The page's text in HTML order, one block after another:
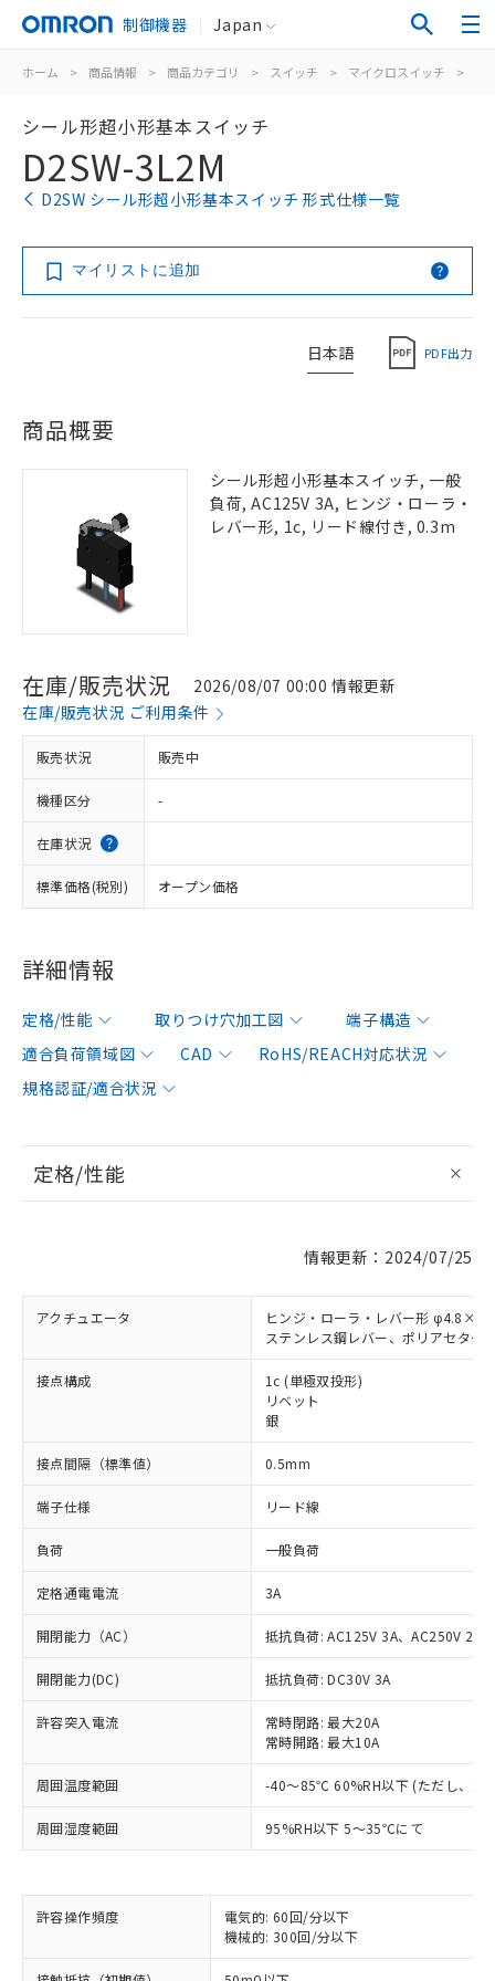
制御機器 Japan
ホーム > 商品情報 > 商品カテゴリ > スイッチ > マイクロスイッチ >
シール形超小形基本スイッチ
D2SW-3L2M
D2SW シール形超小形基本スイッチ 形式仕様一覧
マイリストに追加
日本語 PDF出力
商品概要
シール形超小形基本スイッチ, 一般
負荷, AC125V 3A, ヒンジ・ローラ・
レバー形, 1c, リード線付き, 0.3m
在庫/販売状況
2026/08/07 00:00 情報更新
在庫/販売状況 ご利用条件
販売状況 販売中
機種区分 -
在庫状況
標準価格(税別) オープン価格
詳細情報
定格/性能 取りつけ穴加工図
端子構造
適合負荷領域図
CAD
RoHS/REACH対応状況
規格認証/適合状況
定格/性能
情報更新：2024/07/25
アクチュエータ
ヒンジ・ローラ・レバー形
ステンレス鋼レバー、ポリアセター
接点構成
1c (単極双投形)
リベット
銀
接点間隔（標準値） 0.5mm
端子仕様 リード線
負荷 一般負荷
定格通電電流 3A
開閉能力（AC） 抵抗負荷: AC125V 3A、AC250V 2A
開閉能力(DC) 抵抗負荷: DC30V 3A
許容突入電流
常時閉路: 最大20A
常時開路: 最大10A
周囲温度範囲 -40～85℃ 60%RH以下 (ただし、氷
周囲湿度範囲 95%RH以下 5～35℃にて
許容操作頻度
電気的: 60回/分以下
機械的: 300回/分以下
※1 対応状況
対応済み：EU RoHS指令（10物質）の
非含有に対応した製品が提供可能な商品で